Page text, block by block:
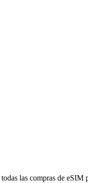
las compras de eSIM